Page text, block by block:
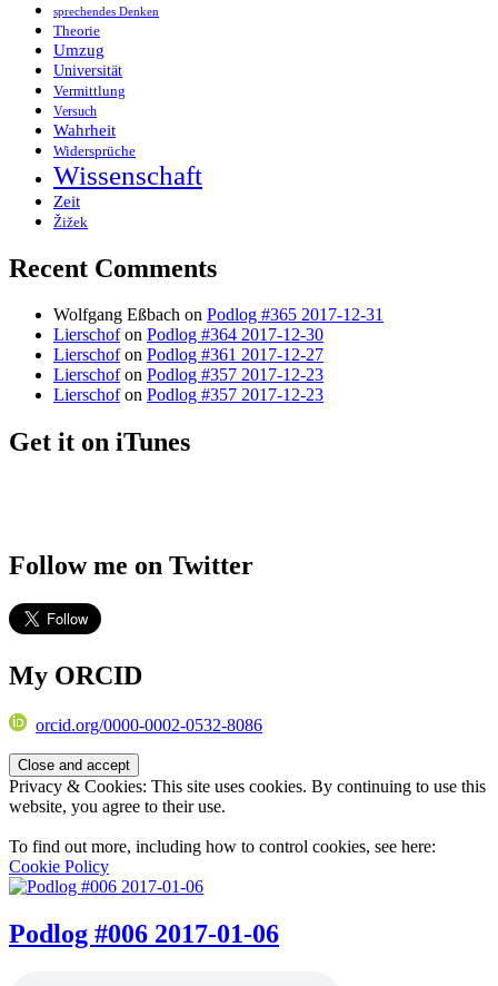
sprechendes Denken
Theorie
Umzug
Universität
Vermittlung
Versuch
Wahrheit
Widersprüche
Wissenschaft
Zeit
Žižek
Recent Comments
Wolfgang Eßbach on Podlog #365 2017-12-31
Lierschofon Podlog #364 2017-12-30
Lierschofon Podlog #361 2017-12-27
Lierschofon Podlog #357 2017-12-23
Lierschofon Podlog #357 2017-12-23
Get it on iTunes
Follow me on Twitter
My ORCID
orcid.org/0000-0002-0532-8086
Privacy & Cookies: This site uses cookies. By continuing to use this
website, you agree to their use.
To find out more, including how to control cookies, see here:
Cookie Policy
Podlog #006 2017-01-06